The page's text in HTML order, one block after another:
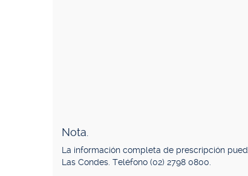
Nota.
La información completa de prescripción
Las Condes. Teléfono (02) 2798 0800.